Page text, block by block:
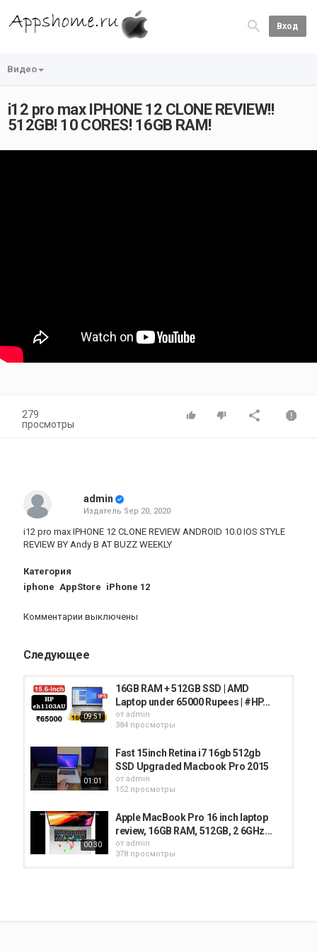
Вход
Видео
i12 pro max IPHONE 12 CLONE REVIEW!!
512GB! 10 CORES! 16GB RAM!
279
просмотры
admin
Издатель Sep 20, 2020
i12 pro max IPHONE 12 CLONE REVIEW ANDROID 10.0 IOS STYLE
REVIEW BY Andy B AT BUZZ WEEKLY
Категория
iphone AppStore iPhone 12
Комментарии выключены
Следующее
09:51
16GB RAM + 512GB SSD | AMD
Laptop under 65000 Rupees | #HP...
от admin
384 просмотры
01:01
Fast 15inch Retina i7 16gb 512gb
SSD Upgraded Macbook Pro 2015
от admin
152 просмотры
00:30
Apple MacBook Pro 16 inch laptop
review, 16GB RAM, 512GB, 2 6GHz...
от admin
378 просмотры